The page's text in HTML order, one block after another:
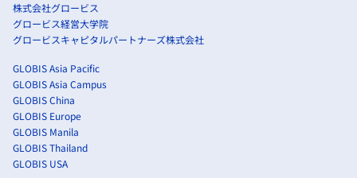
株式会社グロービス
グロービス経営大学院
グロービスキャピタルパートナーズ株式会社
GLOBIS Asia Pacific
GLOBIS Asia Campus
GLOBIS China
GLOBIS Europe
GLOBIS Manila
GLOBIS Thailand
GLOBIS USA